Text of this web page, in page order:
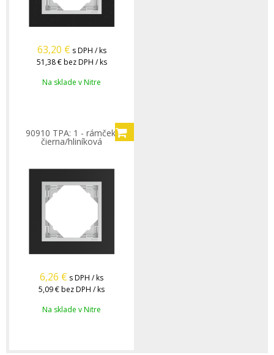
63,20 € s DPH / ks
51,38 € bez DPH / ks
Na sklade v Nitre
90910 TPA: 1 - rámček,
čierna/hliníková
6,26 € s DPH / ks
5,09 €bez DPH / ks
Na sklade v Nitre